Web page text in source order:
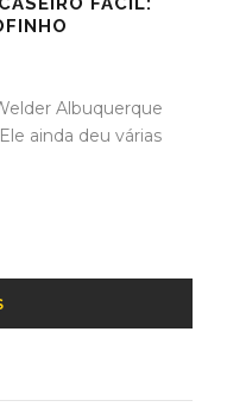
Albuquerque
ainda deu várias